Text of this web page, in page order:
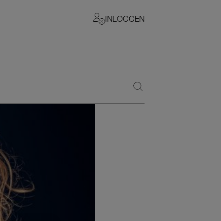
INLOGGEN